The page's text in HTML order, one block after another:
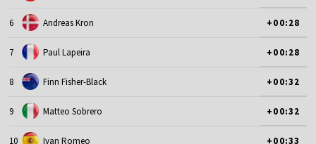
6 Andreas Kron +00:28
7 Paul Lapeira +00:28
8 Finn Fisher-Black +00:32
9 Matteo Sobrero +00:32
10 Ivan Romeo +00:33